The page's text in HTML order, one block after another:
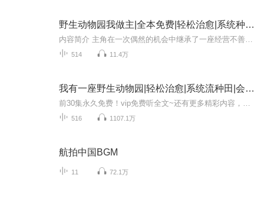
野生动物园我做主|全本免费|轻松治愈|系统种田流
514 11.4万
我有一座野生动物园|轻松治愈|系统流种田|会员免费
516 1107.1万
航拍中国BGM
11 72.1万